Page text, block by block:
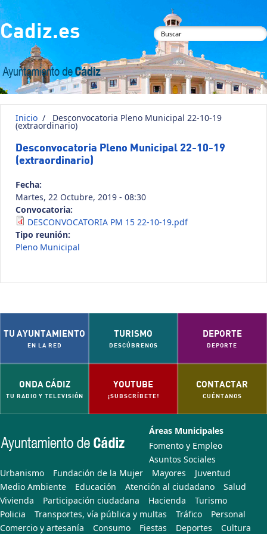
Pasar al contenido principal
Cadiz.es
Formulario de
búsqueda
Inicio / Desconvocatoria Pleno Municipal 22-10-19
(extraordinario)
Desconvocatoria Pleno Municipal 22-10-19
(extraordinario)
Fecha:
Martes, 22 Octubre, 2019 - 08:30
Convocatoria:
DESCONVOCATORIA PM 15 22-10-19.pdf
Tipo reunión:
Pleno Municipal
TU AYUNTAMIENTO
EN LA RED
TURISMO
DESCÚBRENOS
DEPORTE
DEPORTE
ONDA CÁDIZ
TU RADIO Y TELEVISIÓN
YOUTUBE
¡SUBSCRÍBETE!
CONTACTAR
CUÉNTANOS
Áreas Municipales
Fomento y Empleo
Asuntos Sociales
Urbanismo
Fundación de la Mujer Mayores
Juventud
Medio Ambiente
Educación Atención al ciudadano
Salud
Vivienda
Participación ciudadana Hacienda
Turismo
Policia
Transportes, vía pública y multas Tráfico
Personal
Comercio y artesanía
Consumo Fiestas Deportes Cultura